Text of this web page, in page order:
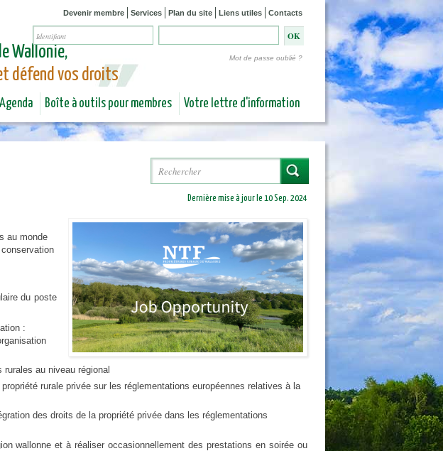
Devenir membre Services Plan du site Liens utiles Contacts
Mot de passe oublié ?
Wallonie,
défend vos droits
Agenda Boîte à outils pour membres Votre lettre d'information
Formulaire de recherche
Rechercher
Dernière mise à jour le 10 Sep. 2024
au monde
du poste
:
rurales au niveau régional
rurale privée sur les réglementations européennes relatives à la
des droits de la propriété privée dans les réglementations
wallonne et à réaliser occasionnellement des prestations en soirée ou